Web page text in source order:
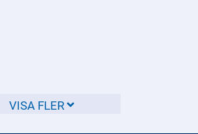
VISA FLER